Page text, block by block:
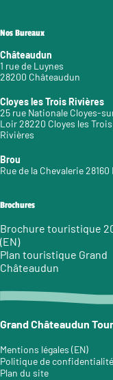
Nos Bureaux
Châteaudun
1 rue de Luynes
28200 Châteaudun
Cloyes les Trois Rivières
25 rue Nationale Cloyes-
Loir 28220 Cloyes les Trois
Rivières
Brou
Rue de la Chevalerie 28160
Brochures
Brochure touristique
(EN)
Plan touristique Grand
Châteaudun
Grand Châteaudun
Mentions légales (EN)
Politique de confidentialité
Plan du site